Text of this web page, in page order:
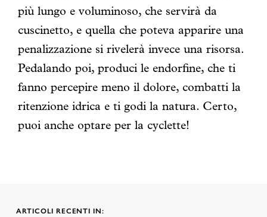
ARTICOLI RECENTI IN:
più lungo e voluminoso, che servirà da
cuscinetto, e quella che poteva apparire una
penalizzazione si rivelerà invece una risorsa.
Pedalando poi, produci le endorfine, che ti
fanno percepire meno il dolore, combatti la
ritenzione idrica e ti godi la natura. Certo,
puoi anche optare per la cyclette!